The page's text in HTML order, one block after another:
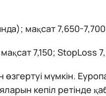
мақсат 7,650-
7,150; StopLoss
мүмкін.
кепіл ретінде